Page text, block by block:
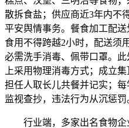
散拆食盐；供应商近3年内不
平安舆情事务。餐食加工配
食用不得跨越2小时，配送须
必需洗手消毒、佩带口罩。
上采用物理消毒方式；成立
担任人取长儿共餐并记实；
监视查抄，违法行为从沉惩罚
行业端，多家出名食物企